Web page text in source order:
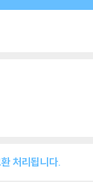
처리됩니다.